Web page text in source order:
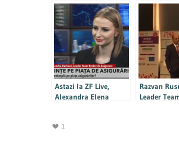
Astazi la ZF Live,
Alexandra Elena
despre noutatile din
Razvan
Leader
1